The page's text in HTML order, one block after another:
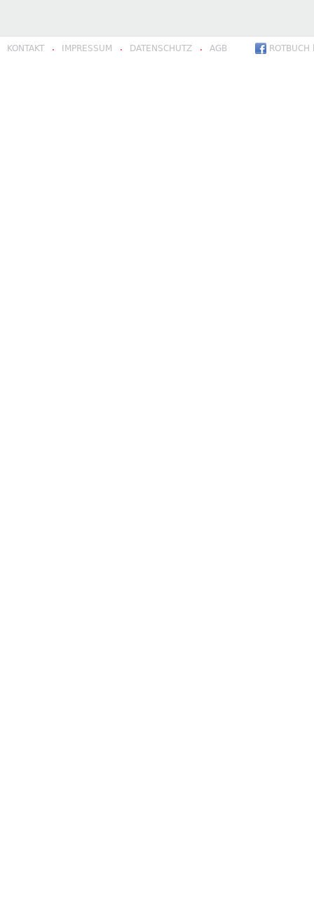
KONTAKT · IMPRESSUM · DATENSCHUTZ · AGB